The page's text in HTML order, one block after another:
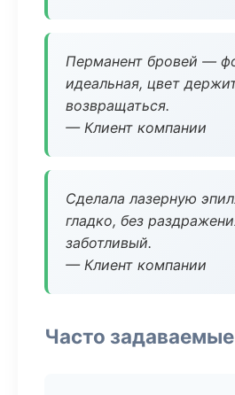
Перманент бровей —
идеальная, цвет
возвращаться.
— Клиент компании
Сделала лазерную
гладко, без
заботливый.
— Клиент компании
Часто